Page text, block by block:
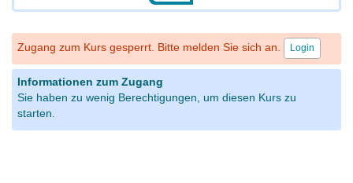
Zugang zum Kurs gesperrt. Bitte melden Sie sich an. Login
Informationen zum Zugang
Sie haben zu wenig Berechtigungen, um diesen Kurs zu
starten.